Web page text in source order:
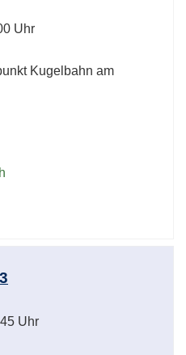
Uhr
Kugelbahn am
Uhr